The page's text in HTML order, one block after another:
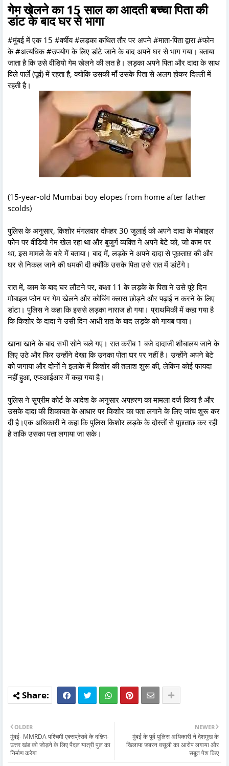
गेम खेलने का 15 साल का आदती बच्चा पिता की
डांट के बाद घर से भागा
#मुंबई में एक 15 #वर्षीय #लड़का कथित तौर पर अपने #माता-पिता द्वारा #फोन
के #अत्यधिक #उपयोग के लिए डांटे जाने के बाद अपने घर से भाग गया। बताया
जाता है कि उसे वीडियो गेम खेलने की लत है। लड़का अपने पिता और दादा के साथ
विले पार्ले (पूर्व) में रहता है, क्योंकि उसकी माँ उसके पिता से अलग होकर दिल्ली में
रहती है।
(15-year-old Mumbai boy elopes from home after father
scolds)
पुलिस के अनुसार, किशोर मंगलवार दोपहर 30 जुलाई को अपने दादा के मोबाइल
फोन पर वीडियो गेम खेल रहा था और बुजुर्ग व्यक्ति ने अपने बेटे को, जो काम पर
था, इस मामले के बारे में बताया। बाद में, लड़के ने अपने दादा से पूछताछ की और
घर से निकल जाने की धमकी दी क्योंकि उसके पिता उसे रात में डांटेंगे।
रात में, काम के बाद घर लौटने पर, कक्षा 11 के लड़के के पिता ने उसे पूरे दिन
मोबाइल फोन पर गेम खेलने और कोचिंग क्लास छोड़ने और पढ़ाई न करने के लिए
डांटा। पुलिस ने कहा कि इससे लड़का नाराज हो गया। प्राथमिकी में कहा गया है
कि किशोर के दादा ने उसी दिन आधी रात के बाद लड़के को गायब पाया।
खाना खाने के बाद सभी सोने चले गए। रात करीब 1 बजे दादाजी शौचालय जाने के
लिए उठे और फिर उन्होंने देखा कि उनका पोता घर पर नहीं है। उन्होंने अपने बेटे
को जगाया और दोनों ने इलाके में किशोर की तलाश शुरू की, लेकिन कोई फायदा
नहीं हुआ, एफआईआर में कहा गया है।
पुलिस ने सुप्रीम कोर्ट के आदेश के अनुसार अपहरण का मामला दर्ज किया है और
उसके दादा की शिकायत के आधार पर किशोर का पता लगाने के लिए जांच शुरू कर
दी है।एक अधिकारी ने कहा कि पुलिस किशोर लड़के के दोस्तों से पूछताछ कर रही
है ताकि उसका पता लगाया जा सके।
NEWER
मुंबई के पूर्व पुलिस अधिकारी ने देशमुख के
खिलाफ जबरन वसूली का आरोप लगाया और
सबूत पेश किए
OLDER
मुंबई- MMRDA पश्चिमी एक्सप्रेसवे के दक्षिण-
उत्तर खंड को जोड़ने के लिए पैदल यात्री पुल का
निर्माण करेगा